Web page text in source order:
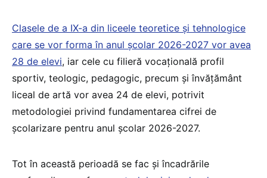
Clasele de a IX-a din liceele teoretice și tehnologice
care se vor forma în anul școlar 2026-2027 vor avea
28 de elevi, iar cele cu filieră vocațională profil
sportiv, teologic, pedagogic, precum și învățământ
liceal de artă vor avea 24 de elevi, potrivit
metodologiei privind fundamentarea cifrei de
școlarizare pentru anul școlar 2026-2027.
Tot în această perioadă se fac și încadrările